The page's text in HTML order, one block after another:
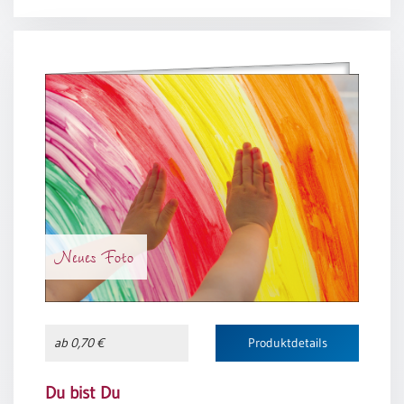
Neues Foto
ab 0,70 € Produktdetails
Du bist Du